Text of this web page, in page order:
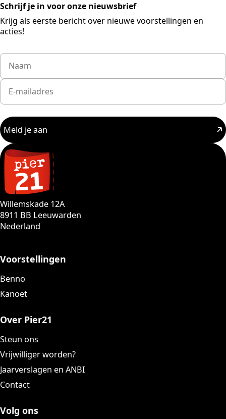
Schrijf je in voor onze nieuwsbrief
Krijg als eerste bericht over nieuwe voorstellingen en
acties!
Meld je aan
Willemskade 12A
8911 BB Leeuwarden
Nederland
Voorstellingen
Benno
Kanoet
Over Pier21
Steun ons
Vrijwilliger worden?
Jaarverslagen en ANBI
Contact
Volg ons